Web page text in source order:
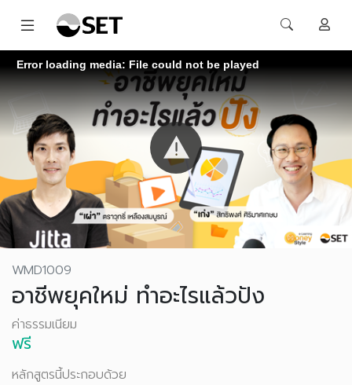
Error loading media: File could not be played
WMD1009
อาชีพยุคใหม่ ทำอะไรแล้วปัง
ค่าธรรมเนียม
ฟรี
หลักสูตรนี้ประกอบด้วย